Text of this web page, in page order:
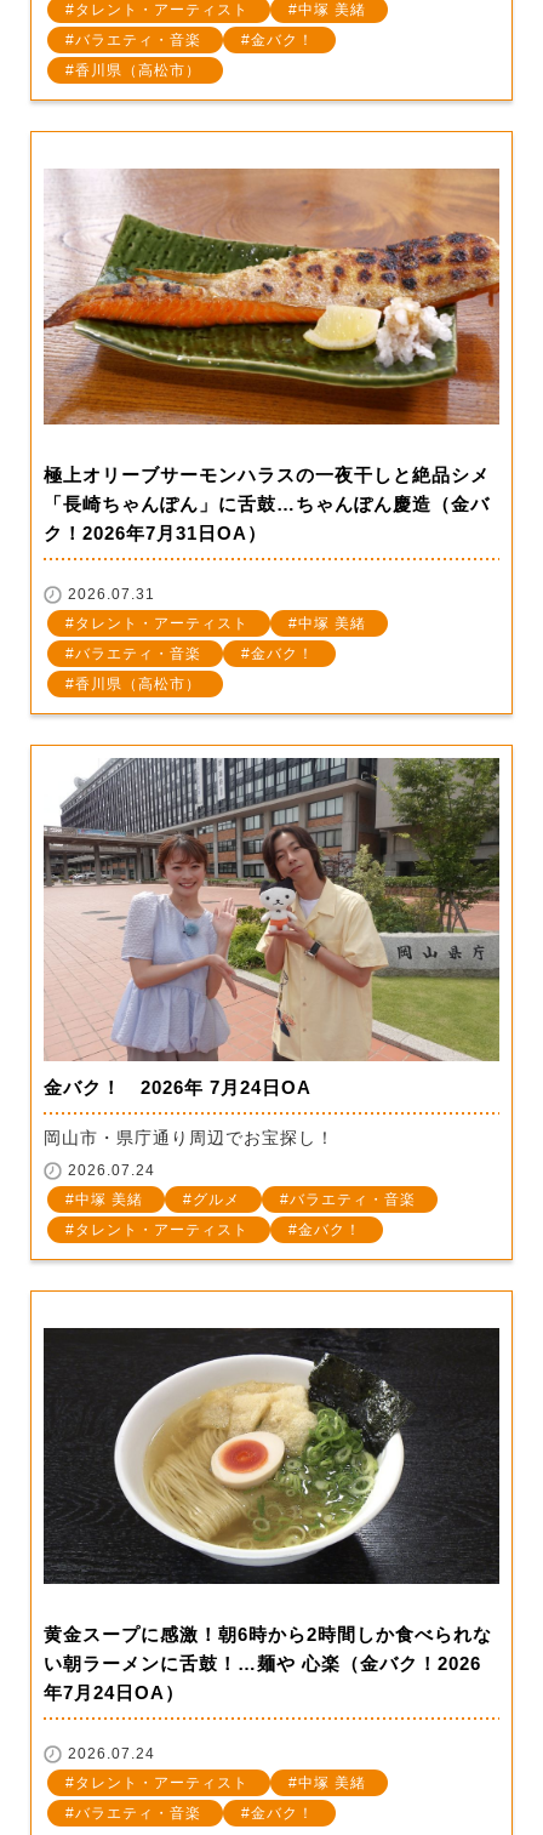
タレント・アーティスト
中塚 美緒
バラエティ・音楽
金バク！
香川県（高松市）
極上オリーブサーモンハラスの一夜干しと絶品シメ
「長崎ちゃんぽん」に舌鼓…ちゃんぽん慶造（金バ
ク！2026年7月31日OA）
2026.07.31
タレント・アーティスト
中塚 美緒
バラエティ・音楽
金バク！
香川県（高松市）
金バク！ 2026年 7月24日OA
岡山市・県庁通り周辺でお宝探し！
2026.07.24
中塚 美緒
グルメ
バラエティ・音楽
タレント・アーティスト
金バク！
黄金スープに感激！朝6時から2時間しか食べられな
い朝ラーメンに舌鼓！…麺や 心楽（金バク！2026
年7月24日OA）
2026.07.24
タレント・アーティスト
中塚 美緒
バラエティ・音楽
金バク！